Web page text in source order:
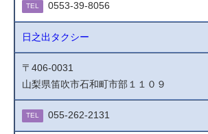
TEL 0553-39-8056
日之出タクシー
〒406-0031
山梨県笛吹市石和町市部１１０９
TEL 055-262-2131